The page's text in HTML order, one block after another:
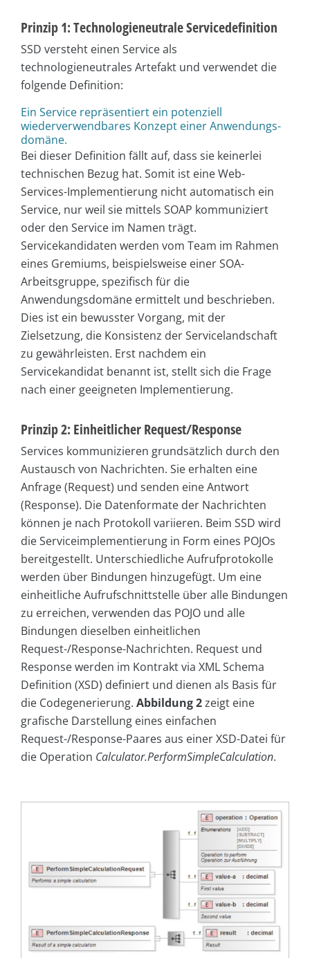
Prinzip 1: Technologieneutrale Servicedefinition
SSD versteht einen Service als
technologieneutrales Artefakt und verwendet die
folgende Definition:
Ein Service repräsentiert ein potenziell
wiederverwendbares Konzept einer Anwendungs­
domäne.
Bei dieser Definition fällt auf, dass sie keinerlei
technischen Bezug hat. Somit ist eine Web-
Services-Implementierung nicht automatisch ein
Service, nur weil sie mittels SOAP kommuniziert
oder den Service im Namen trägt.
Servicekandidaten werden vom Team im Rahmen
eines Gremiums, beispielsweise einer SOA-
Arbeitsgruppe, spezifisch für die
Anwendungsdomäne ermittelt und beschrieben.
Dies ist ein bewusster Vorgang, mit der
Zielsetzung, die Konsistenz der Servicelandschaft
zu gewährleisten. Erst nachdem ein
Servicekandidat benannt ist, stellt sich die Frage
nach einer geeigneten Implementierung.
Prinzip 2: Einheitlicher Request/Response
Services kommunizieren grundsätzlich durch den
Austausch von Nachrichten. Sie erhalten eine
Anfrage (Request) und senden eine Antwort
(Response). Die Datenformate der Nachrichten
können je nach Protokoll variieren. Beim SSD wird
die Serviceimplementierung in Form eines POJOs
bereitgestellt. Unterschiedliche Aufrufprotokolle
werden über Bindungen hinzugefügt. Um eine
einheitliche Aufrufschnittstelle über alle Bindungen
zu erreichen, verwenden das POJO und alle
Bindungen dieselben einheitlichen
Request-/Response-Nachrichten. Request und
Response werden im Kontrakt via XML Schema
Definition (XSD) definiert und dienen als Basis für
die Codegenerierung. Abbildung 2zeigt eine
grafische Darstellung eines einfachen
Request-/Response-Paares aus einer XSD-Datei für
die Operation Calculator.PerformSimpleCalculation.